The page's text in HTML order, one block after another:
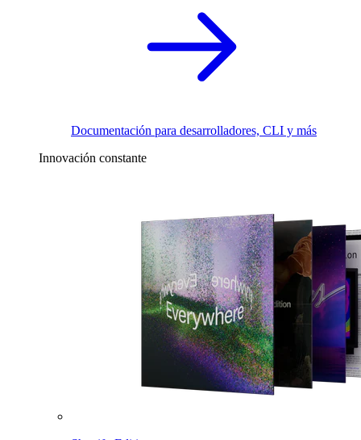
Documentación para desarrolladores, CLI y más
Innovación constante